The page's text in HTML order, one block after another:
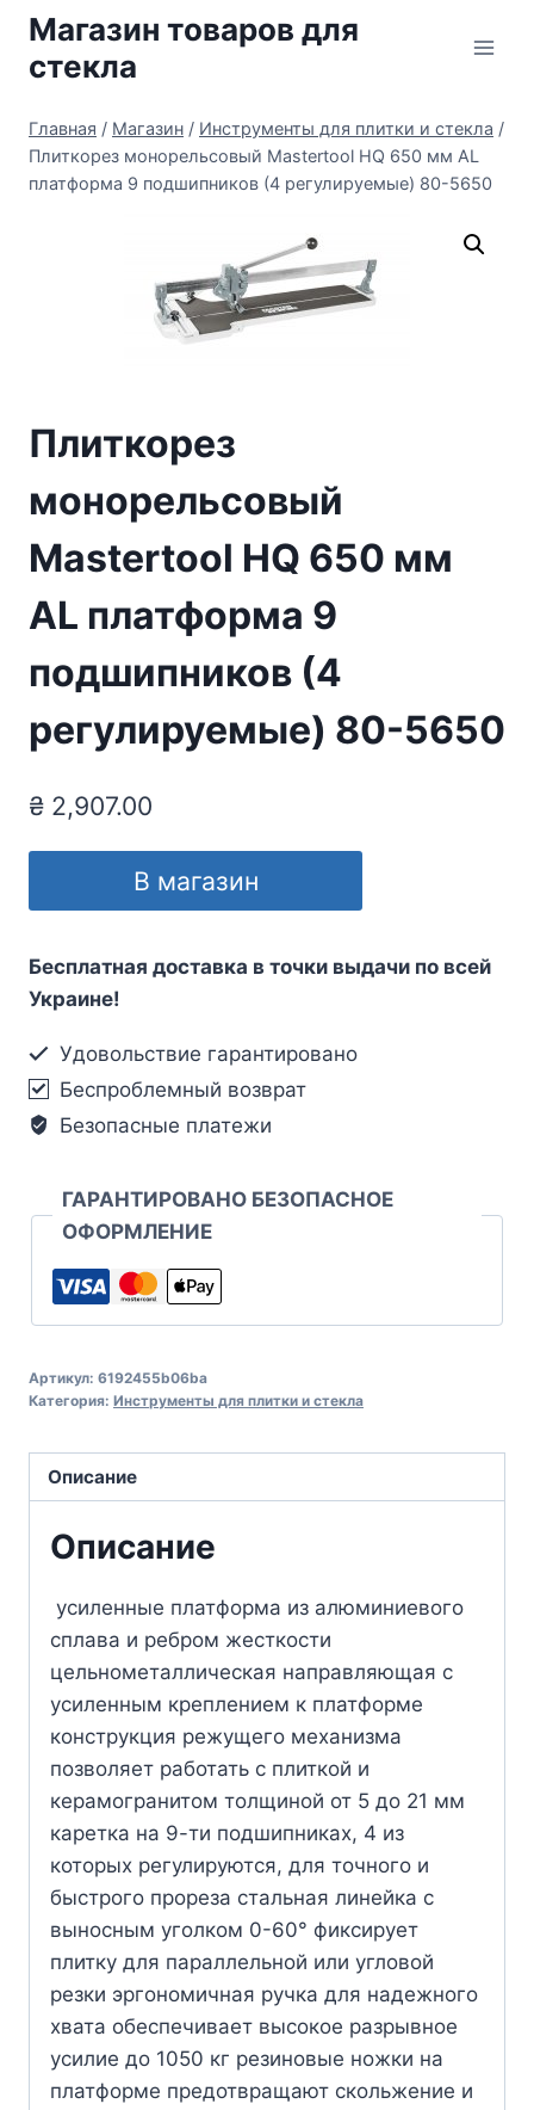
Перейти
содержимому
Магазин товаров для
стекла
Главная / Магазин / Инструменты для плитки и стекла /
Плиткорез монорельсовый Mastertool HQ 650 мм AL
платформа 9 подшипников (4 регулируемые) 80-5650
Плиткорез
монорельсовый
Mastertool HQ 650 мм
AL платформа 9
подшипников (4
регулируемые) 80-5650
₴ 2,907.00
В магазин
Бесплатная доставка в точки выдачи по всей
Украине!
Удовольствие гарантировано
Беспроблемный возврат
Безопасные платежи
ГАРАНТИРОВАНО БЕЗОПАСНОЕ
ОФОРМЛЕНИЕ
Артикул: 6192455b06ba
Категория: Инструменты для плитки и стекла
Описание
Описание
усиленные платформа из алюминиевого
сплава и ребром жесткости
цельнометаллическая направляющая с
усиленным креплением к платформе
конструкция режущего механизма
позволяет работать с плиткой и
керамогранитом толщиной от 5 до 21 мм
каретка на 9-ти подшипниках, 4 из
которых регулируются, для точного и
быстрого прореза стальная линейка с
выносным уголком 0-60° фиксирует
плитку для параллельной или угловой
резки эргономичная ручка для надежного
хвата обеспечивает высокое разрывное
усилие до 1050 кг резиновые ножки на
платформе предотвращают скольжение и